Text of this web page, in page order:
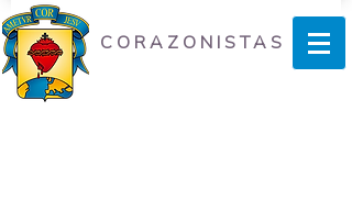
CORAZONISTAS